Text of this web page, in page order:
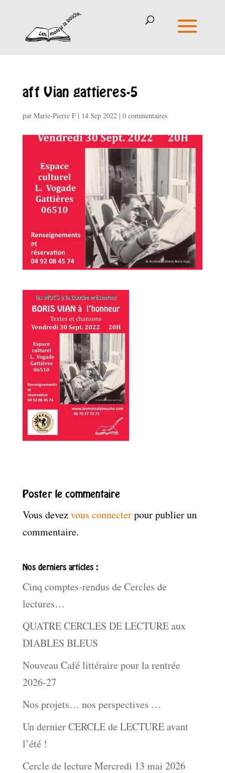
aff Vian gattieres-5
par Marie-Pierre F| 14 Sep 2022| 0 commentaires
Poster le commentaire
Vous devezvous connecterpour publier un
commentaire.
Nos derniers articles :
Cinq comptes-rendus de Cercles de
lectures…
QUATRE CERCLES DE LECTURE aux
DIABLES BLEUS
Nouveau Café littéraire pour la rentrée
2026-27
Nos projets… nos perspectives …
Un dernier CERCLE de LECTURE avant
l’été !
Cercle de lecture Mercredi 13 mai 2026